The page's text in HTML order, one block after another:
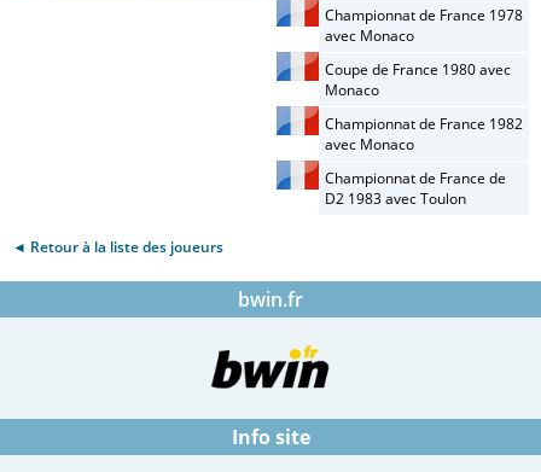
Championnat de France 1978
avec Monaco
Coupe de France 1980 avec
Monaco
Championnat de France 1982
avec Monaco
Championnat de France de
D2 1983 avec Toulon
◄ Retour à la liste des joueurs
bwin.fr
Info site